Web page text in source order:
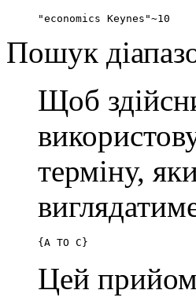
"economics Keynes"~10
Пошук
Щоб
терміну,
{A TO C}
Цей прийом